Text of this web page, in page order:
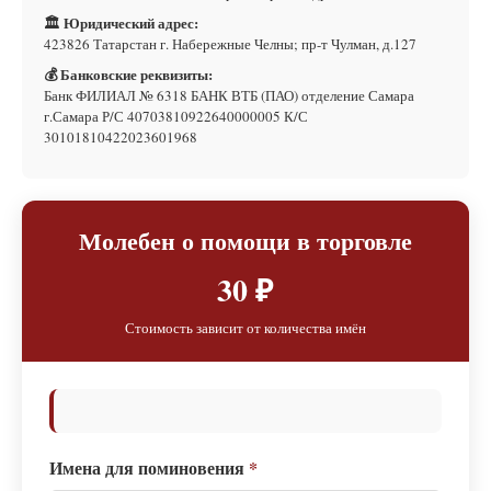
🏛 Юридический адрес:
423826 Татарстан г. Набережные Челны; пр-т Чулман, д.127
💰 Банковские реквизиты:
Банк ФИЛИАЛ № 6318 БАНК ВТБ (ПАО) отделение Самара
г.Самара Р/С 40703810922640000005 К/С
30101810422023601968
Молебен о помощи в торговле
30 ₽
Стоимость зависит от количества имён
Имена для поминовения *